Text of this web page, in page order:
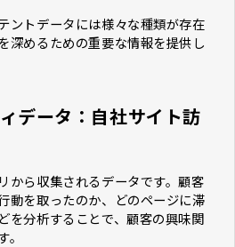
ントデータには様々な種類が存在
深めるための重要な情報を提供し
データ：自社サイト訪
から収集されるデータです。顧客
動を取ったのか、どのページに滞
を分析することで、顧客の興味関